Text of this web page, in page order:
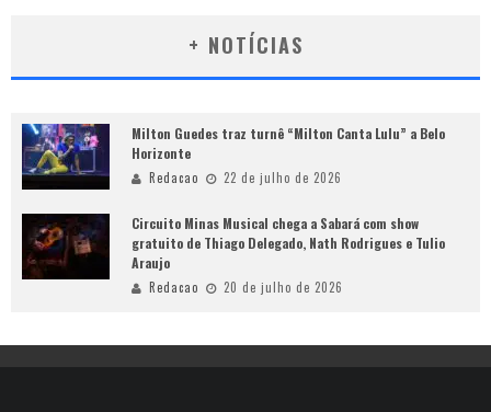
+ NOTÍCIAS
Milton Guedes traz turnê “Milton Canta Lulu” a Belo
Horizonte
Redacao 22 de julho de 2026
Circuito Minas Musical chega a Sabará com show
gratuito de Thiago Delegado, Nath Rodrigues e Tulio
Araujo
Redacao 20 de julho de 2026